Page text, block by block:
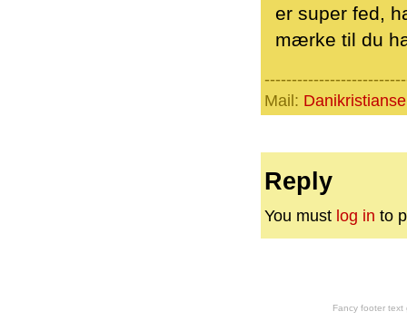
er super fed,
mærke til du
Mail:
Reply
You must log in to
Fancy footer